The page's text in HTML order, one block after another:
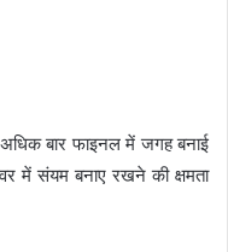
बार फाइनल में जगह बनाई
में संयम बनाए रखने की क्षमता